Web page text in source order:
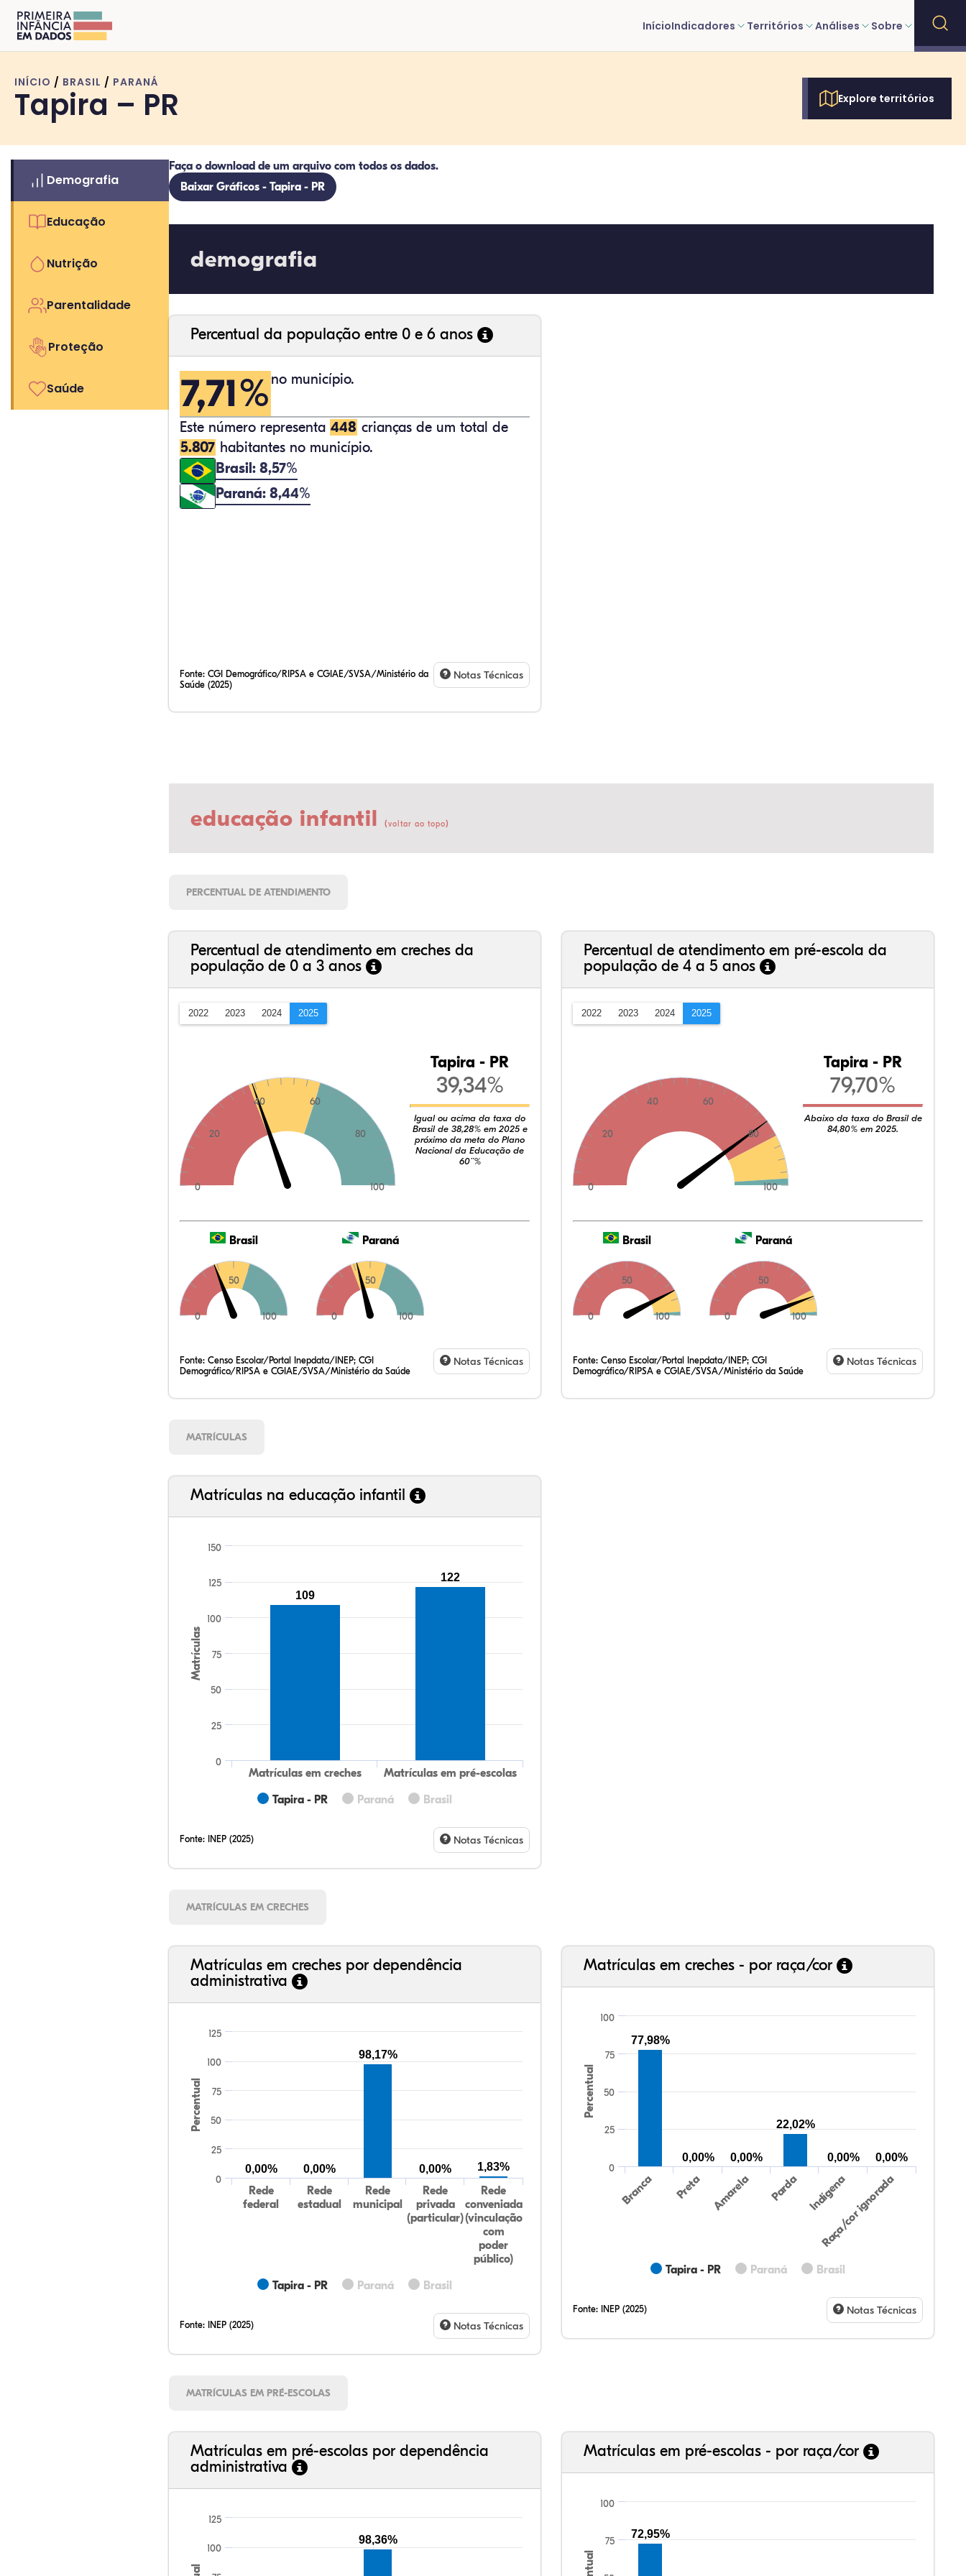
InícioIndicadores Territórios Análises Sobre
INÍCIO / BRASIL / PARANÁ
Tapira – PR Explore territórios
Demografia
Educação
Nutrição
Parentalidade
Proteção
Saúde
Faça o download de um arquivo com todos os dados.
Baixar Gráficos - Tapira - PR
demografia
Percentual da população entre 0 e 6 anos
7,71% no município.
Este número representa 448 crianças de um total de
5.807 habitantes no município.
Brasil: 8,57%
Paraná: 8,44%
Fonte: CGI Demográfico/RIPSA e CGIAE/SVSA/Ministério da
Saúde (2025)
Notas Técnicas
educação infantil (voltar ao topo)
PERCENTUAL DE ATENDIMENTO
Percentual de atendimento em creches da
população de 0 a 3 anos
2022 2023 2024 2025
0
20
40 60
80
100
Tapira - PR
39,34%
Igual ou acima da taxa do
Brasil de 38,28% em 2025 e
próximo da meta do Plano
Nacional da Educação de
60¨%
Brasil
0
50
100
Paraná
0
50
100
Fonte: Censo Escolar/Portal Inepdata/INEP; CGI
Demográfico/RIPSA e CGIAE/SVSA/Ministério da Saúde
Notas Técnicas
Percentual de atendimento em pré-escola da
população de 4 a 5 anos
2022 2023 2024 2025
0
20
40 60
80
100
Tapira - PR
79,70%
Abaixo da taxa do Brasil de
84,80% em 2025.
Brasil
0
50
100
Paraná
0
50
100
Fonte: Censo Escolar/Portal Inepdata/INEP; CGI
Demográfico/RIPSA e CGIAE/SVSA/Ministério da Saúde
Notas Técnicas
MATRÍCULAS
Matrículas na educação infantil
Matrículas
Tapira - PR Paraná Brasil
Matrículas em creches Matrículas em pré-escolas
0
25
50
75
100
125
150
109
122
Fonte: INEP (2025) Notas Técnicas
MATRÍCULAS EM CRECHES
Matrículas em creches por dependência
administrativa
Percentual
Tapira - PR Paraná Brasil
Rede
federal
Rede
estadual
Rede
municipal
Rede
privada
(particular)
Rede
conveniada
(vinculação
com
poder
público)
0
25
50
75
100
125
0,00% 0,00%
98,17%
0,00% 1,83%
Fonte: INEP (2025) Notas Técnicas
Matrículas em creches - por raça/cor
Percentual
Tapira - PR Paraná Brasil
Branca Preta Amarela Parda Indígena
Raça/cor ignorada
0
100
25
50
75
77,98%
0,00% 0,00%
22,02%
0,00% 0,00%
Fonte: INEP (2025) Notas Técnicas
MATRÍCULAS EM PRÉ-ESCOLAS
Matrículas em pré-escolas por dependência
administrativa
100
125
98,36%
Matrículas em pré-escolas - por raça/cor
75
100
72,95%
66,47%
3,30%
0,46%
28,50%
0,32%
0,95%
35,47%
7,72%
0,47%
54,20%
0,83%
1,31%
60,98%
3,66%
0,00%
31,71%
3,66%
0,00%
32,28%
12,07%
0,23%
51,73%
2,94%
0,75%